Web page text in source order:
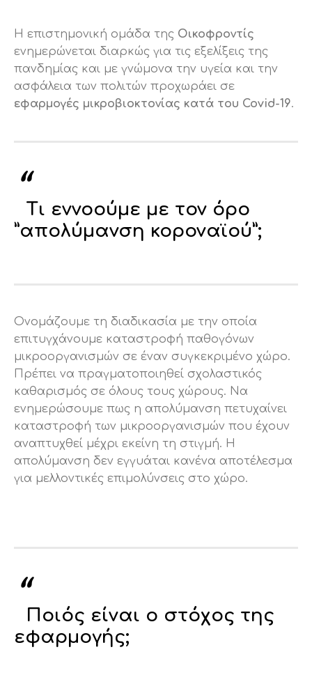
H επιστημονική ομάδα της Οικοφροντίς
ενημερώνεται διαρκώς για τις εξελίξεις της
πανδημίας και με γνώμονα την υγεία και την
ασφάλεια των πολιτών προχωράει σε
εφαρμογές μικροβιοκτονίας κατά του Covid-19.
Τι εννοούμε με τον όρο
”απολύμανση κοροναϊού”;
Ονομάζουμε τη διαδικασία με την οποία
επιτυγχάνουμε καταστροφή παθογόνων
μικροοργανισμών σε έναν συγκεκριμένο χώρο.
Πρέπει να πραγματοποιηθεί σχολαστικός
καθαρισμός σε όλους τους χώρους. Να
ενημερώσουμε πως η απολύμανση πετυχαίνει
καταστροφή των μικροοργανισμών που έχουν
αναπτυχθεί μέχρι εκείνη τη στιγμή. Η
απολύμανση δεν εγγυάται κανένα αποτέλεσμα
για μελλοντικές επιμολύνσεις στο χώρο.
Ποιός είναι ο στόχος της
εφαρμογής;